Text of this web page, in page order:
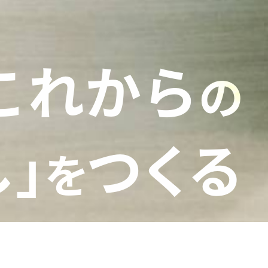
れからの
」
をつくる